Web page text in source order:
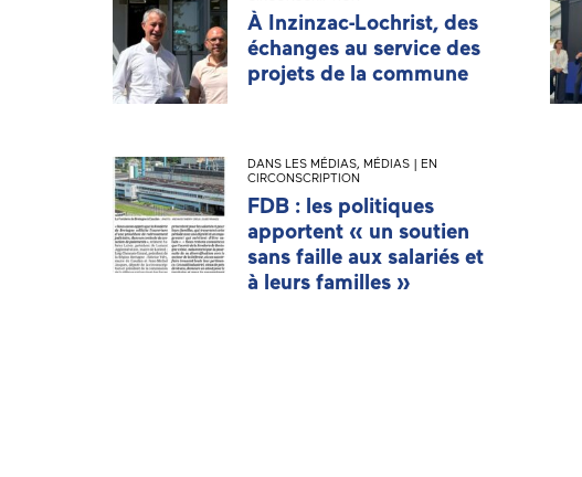
À Inzinzac-Lochrist, des
échanges au service des
projets de la commune
DANS LES MÉDIAS, MÉDIAS | EN
CIRCONSCRIPTION
FDB : les politiques
apportent « un soutien
sans faille aux salariés et
à leurs familles »